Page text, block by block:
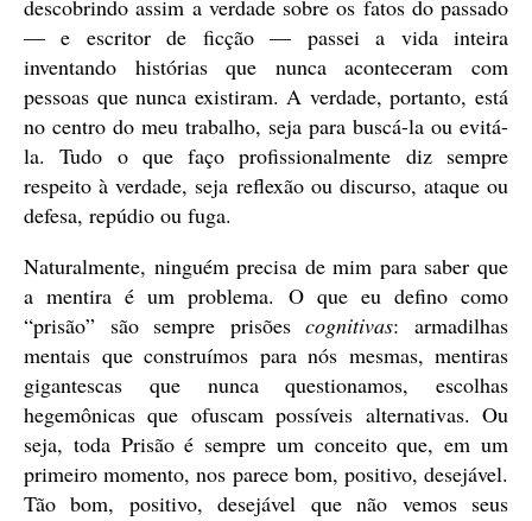
descobrindo assim a verdade sobre os fatos do passado
— e escritor de ficção — passei a vida inteira
inventando histórias que nunca aconteceram com
pessoas que nunca existiram. A verdade, portanto, está
no centro do meu trabalho, seja para buscá-la ou evitá-
la. Tudo o que faço profissionalmente diz sempre
respeito à verdade, seja reflexão ou discurso, ataque ou
defesa, repúdio ou fuga.
Naturalmente, ninguém precisa de mim para saber que
a mentira é um problema. O que eu defino como
“prisão” são sempre prisõescognitivas: armadilhas
mentais que construímos para nós mesmas, mentiras
gigantescas que nunca questionamos, escolhas
hegemônicas que ofuscam possíveis alternativas. Ou
seja, toda Prisão é sempre um conceito que, em um
primeiro momento, nos parece bom, positivo, desejável.
Tão bom, positivo, desejável que não vemos seus